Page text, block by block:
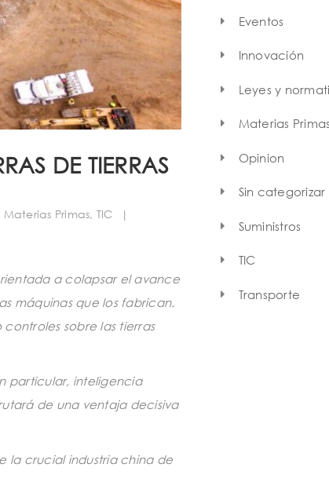
DE TIERRAS
Materias Primas, TIC |
a colapsar el avance
máquinas que los fabrican.
sobre las tierras
particular, inteligencia
de una ventaja decisiva
la crucial industria china de
Eventos
Innovación
Leyes y
Materias Primas
Opinion
Sin categorizar
Suministros
TIC
Transporte